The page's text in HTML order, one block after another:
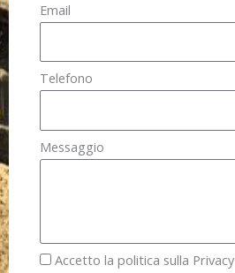
Email
Telefono
Messaggio
Accetto la politica sulla Privacy